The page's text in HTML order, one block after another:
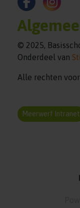
© 2025,
Onderdeel van
Alle rechten
Meerwerf Intranet